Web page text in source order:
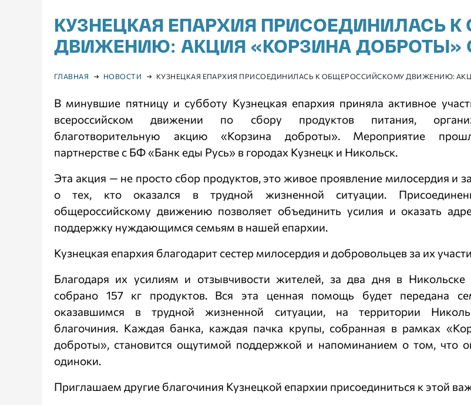
КУЗНЕЦКАЯ ЕПАРХИЯ ПРИСОЕДИНИЛАСЬ
ДВИЖЕНИЮ: АКЦИЯ «КОРЗИНА ДОБРОТЫ»
ГЛАВНАЯ НОВОСТИ КУЗНЕЦКАЯ ЕПАРХИЯ ПРИСОЕДИНИЛАСЬ К ОБЩЕРОССИЙСКОМУ ДВИЖЕНИЮ:
В минувшие пятницу и субботу Кузнецкая епархия приняла активное
всероссийском движении по сбору продуктов питания,
благотворительную акцию «Корзина доброты». Мероприятие
партнерстве с БФ «Банк еды Русь» в городах Кузнецк и Никольск.
Эта акция — не просто сбор продуктов, это живое проявление милосердия и
о тех, кто оказался в трудной жизненной ситуации.
общероссийскому движению позволяет объединить усилия и оказать
поддержку нуждающимся семьям в нашей епархии.
Кузнецкая епархия благодарит сестер милосердия и добровольцев за их
Благодаря их усилиям и отзывчивости жителей, за два дня в
собрано 157 кг продуктов. Вся эта ценная помощь будет передана
оказавшимся в трудной жизненной ситуации, на территории
благочиния. Каждая банка, каждая пачка крупы, собранная в рамках
доброты», становится ощутимой поддержкой и напоминанием о том, что
одиноки.
Приглашаем другие благочиния Кузнецкой епархии присоединиться к этой